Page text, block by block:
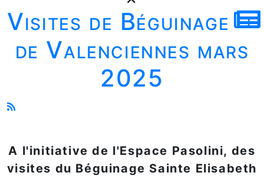
Visites de Béguinage
de Valenciennes mars
2025
A l'initiative de l'Espace Pasolini, des
visites du Béguinage Sainte Elisabeth